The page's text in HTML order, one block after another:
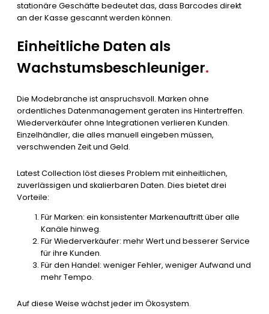
stationäre Geschäfte bedeutet das, dass Barcodes direkt
an der Kasse gescannt werden können.
Einheitliche Daten als
Wachstumsbeschleuniger.
Die Modebranche ist anspruchsvoll. Marken ohne
ordentliches Datenmanagement geraten ins Hintertreffen.
Wiederverkäufer ohne Integrationen verlieren Kunden.
Einzelhändler, die alles manuell eingeben müssen,
verschwenden Zeit und Geld.
Latest Collection löst dieses Problem mit einheitlichen,
zuverlässigen und skalierbaren Daten. Dies bietet drei
Vorteile:
Für Marken: ein konsistenter Markenauftritt über alle
Kanäle hinweg.
Für Wiederverkäufer: mehr Wert und besserer Service
für ihre Kunden.
Für den Handel: weniger Fehler, weniger Aufwand und
mehr Tempo.
Auf diese Weise wächst jeder im Ökosystem.